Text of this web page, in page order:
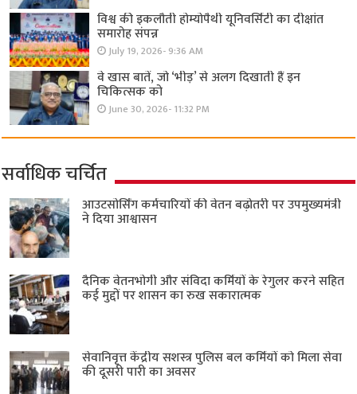
विश्व की इकलौती होम्योपैथी यूनिवर्सिटी का दीक्षांत
समारोह संपन्न
July 19, 2026- 9:36 AM
वे खास बातें, जो ‘भीड़’ से अलग दिखाती हैं इन
चिकित्सक को
June 30, 2026- 11:32 PM
सर्वाधिक चर्चित
आउटसोर्सिंग कर्मचारियों की वेतन बढ़ोतरी पर उपमुख्यमंत्री
ने दिया आश्वासन
दैनिक वेतनभोगी और संविदा कर्मियों के रेगुलर करने सहित
कई मुद्दों पर शासन का रुख सकारात्मक
सेवानिवृत्त केंद्रीय सशस्त्र पुलिस बल ​कर्मियों को मिला सेवा
की दूसरी पारी का अवसर